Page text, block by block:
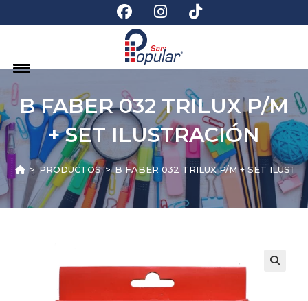
B FABER 032 TRILUX P/M
+ SET ILUSTRACIÓN
> PRODUCTOS > B FABER 032 TRILUX P/M + SET